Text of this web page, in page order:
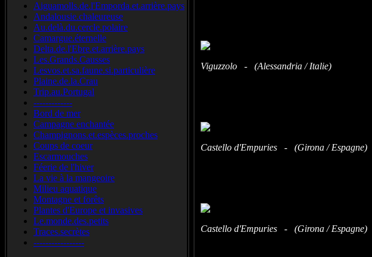
Aiguamolls.de.l'Emporda.et.arrière.pays
Andalousie.chaleureuse
Au.delà.du.cercle.polaire
Camargue.éternelle
Delta.de.l'Ebre.et.arrière.pays
Les.Grands.Causses
Lesvos.et.sa.faune.si.particulière
Plaine.de.la.Crau
Trip.au.Portugal
-------------
Bord de mer
Campagne enchantée
Champignons.et.espèces.proches
Coups de coeur
Escarmouches
Féerie de l'hiver
La vie à la mangeoire
Milieu aquatique
Montagne et forêts
Plantes d'Europe et invasives
Le.monde.des.petits
Traces.secrètes
-----------------
Viguzzolo - (Alessandria / Italie)
Castello d'Empuries - (Girona / Espagne)
Castello d'Empuries - (Girona / Espagne)